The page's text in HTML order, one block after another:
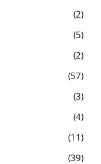
2
5
2
57
3
4
11
39